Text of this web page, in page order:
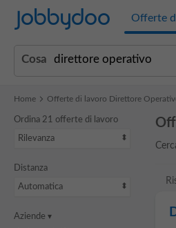
Jobbydoo Offerte
Cosa
Home Offerte di lavoro Direttore
Ordina 21 offerte di lavoro
Rilevanza
Distanza
Automatica
Aziende